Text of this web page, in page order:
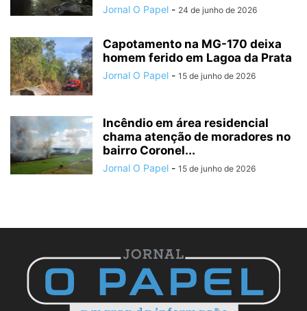
Jornal O Papel - 24 de junho de 2026
Capotamento na MG-170 deixa
homem ferido em Lagoa da Prata
Jornal O Papel - 15 de junho de 2026
Incêndio em área residencial
chama atenção de moradores no
bairro Coronel...
Jornal O Papel - 15 de junho de 2026